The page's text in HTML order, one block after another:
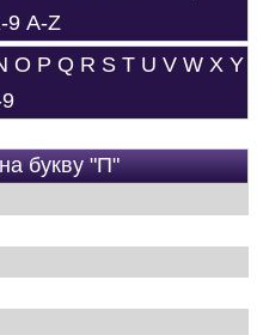
9 A-Z
O P Q R S T U V W X Y
букву "П"